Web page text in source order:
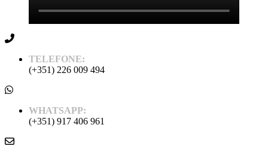
TELEFONE:
(+351) 226 009 494
WHATSAPP:
(+351) 917 406 961